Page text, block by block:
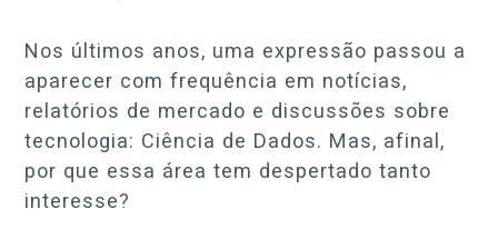
Nos últimos anos, uma expressão passou a
aparecer com frequência em notícias,
relatórios de mercado e discussões sobre
tecnologia: Ciência de Dados. Mas, afinal,
por que essa área tem despertado tanto
interesse?